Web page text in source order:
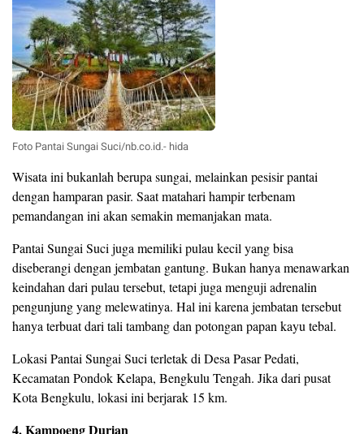
Foto Pantai Sungai Suci/nb.co.id.- hida
Wisata ini bukanlah berupa sungai, melainkan pesisir pantai
dengan hamparan pasir. Saat matahari hampir terbenam
pemandangan ini akan semakin memanjakan mata.
Pantai Sungai Suci juga memiliki pulau kecil yang bisa
diseberangi dengan jembatan gantung. Bukan hanya menawarkan
keindahan dari pulau tersebut, tetapi juga menguji adrenalin
pengunjung yang melewatinya. Hal ini karena jembatan tersebut
hanya terbuat dari tali tambang dan potongan papan kayu tebal.
Lokasi Pantai Sungai Suci terletak di Desa Pasar Pedati,
Kecamatan Pondok Kelapa, Bengkulu Tengah. Jika dari pusat
Kota Bengkulu, lokasi ini berjarak 15 km.
4. Kampoeng Durian